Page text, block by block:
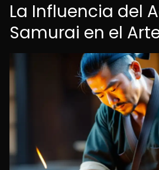
La Influencia del
Samurai en el